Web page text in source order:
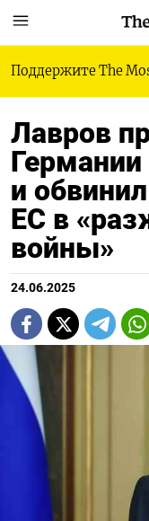
Поддержите The
Лавров
Германии
и обвинил
ЕС в
войны»
24.06.2025